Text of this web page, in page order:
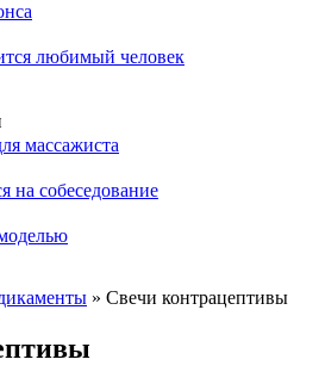
любимый человек
массажиста
на собеседование
» Свечи контрацептивы